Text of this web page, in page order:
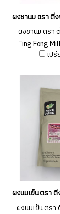
ผงชานม ตรา ติ่
ผงชานม ตรา
Ting Fong
900g. (ยก
เปรี
ผงนมเย็น ตรา
ผงนมเย็น ตรา